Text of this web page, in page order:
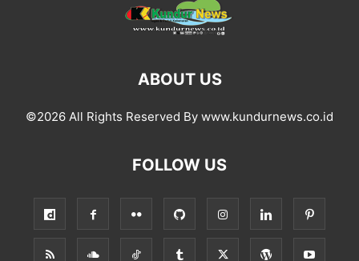
ABOUT US
©2026 All Rights Reserved By www.kundurnews.co.id
FOLLOW US